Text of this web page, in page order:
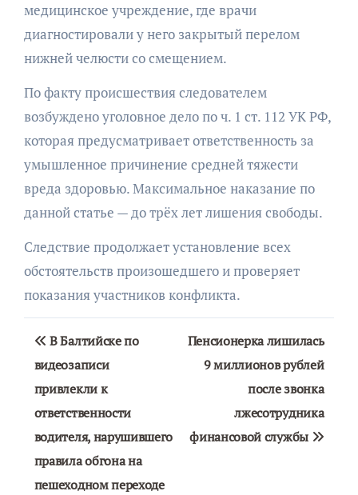
медицинское учреждение, где врачи
диагностировали у него закрытый перелом
нижней челюсти со смещением.
По факту происшествия следователем
возбуждено уголовное дело по ч. 1 ст. 112 УК РФ,
которая предусматривает ответственность за
умышленное причинение средней тяжести
вреда здоровью. Максимальное наказание по
данной статье — до трёх лет лишения свободы.
Следствие продолжает установление всех
обстоятельств произошедшего и проверяет
показания участников конфликта.
Навигация
по
записям
В Балтийске по
видеозаписи
привлекли к
ответственности
водителя, нарушившего
правила обгона на
пешеходном переходе
Пенсионерка лишилась
9 миллионов рублей
после звонка
лжесотрудника
финансовой службы